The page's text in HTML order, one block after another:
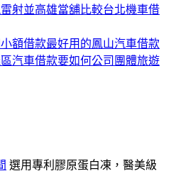
射並高雄當舖比較台北機車借
額借款最好用的鳳山汽車借款
汽車借款要如何公司團體旅遊
選用專利膠原蛋白凍，醫美級